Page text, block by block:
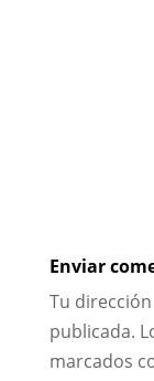
Enviar
Tu
publicada.
marcados